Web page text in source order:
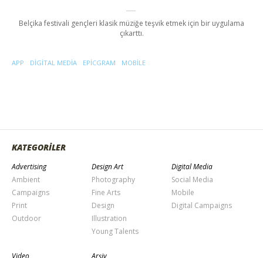
Belçika festivali gençleri klasik müziğe teşvik etmek için bir uygulama
çıkarttı.
APP DIGITAL MEDIA EPICGRAM MOBILE
KATEGORİLER
Advertising
Ambient
Campaigns
Print
Outdoor
Design Art
Photography
Fine Arts
Design
Illustration
Young Talents
Digital Media
Social Media
Mobile
Digital Campaigns
Video Arşiv